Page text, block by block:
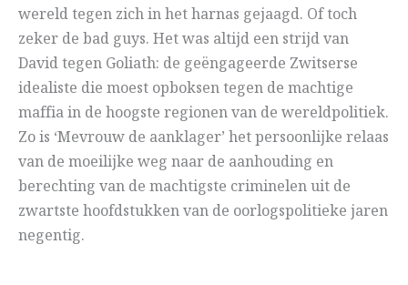
wereld tegen zich in het harnas gejaagd. Of toch
zeker de bad guys. Het was altijd een strijd van
David tegen Goliath: de geëngageerde Zwitserse
idealiste die moest opboksen tegen de machtige
maffia in de hoogste regionen van de wereldpolitiek.
Zo is ‘Mevrouw de aanklager’ het persoonlijke relaas
van de moeilijke weg naar de aanhouding en
berechting van de machtigste criminelen uit de
zwartste hoofdstukken van de oorlogspolitieke jaren
negentig.